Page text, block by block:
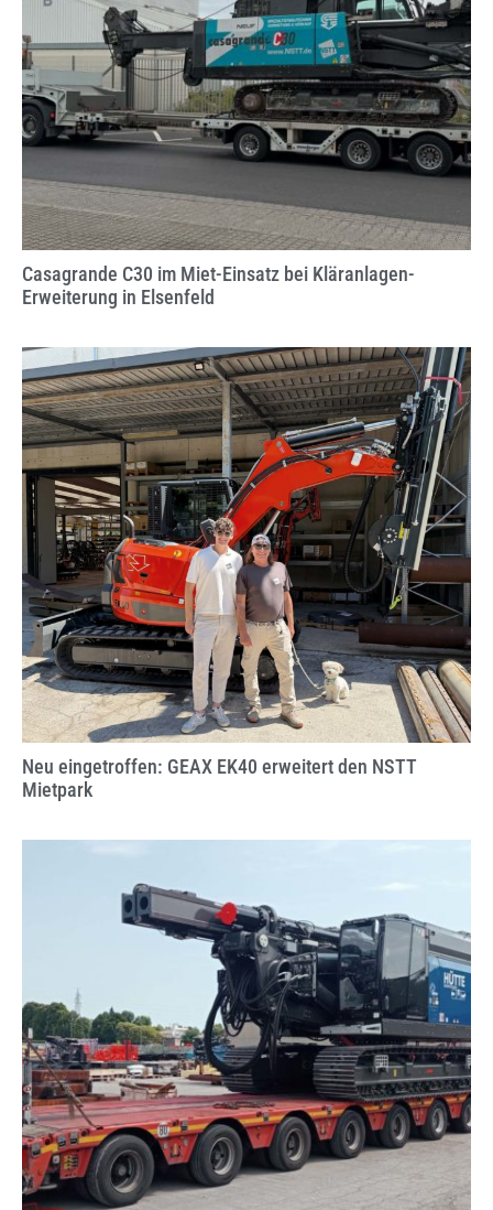
Casagrande C30 im Miet-Einsatz bei Kläranlagen-
Erweiterung in Elsenfeld
Neu eingetroffen: GEAX EK40 erweitert den NSTT
Mietpark